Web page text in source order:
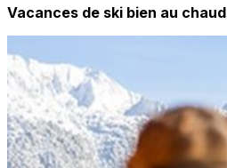
Vacances de ski bien au chaud